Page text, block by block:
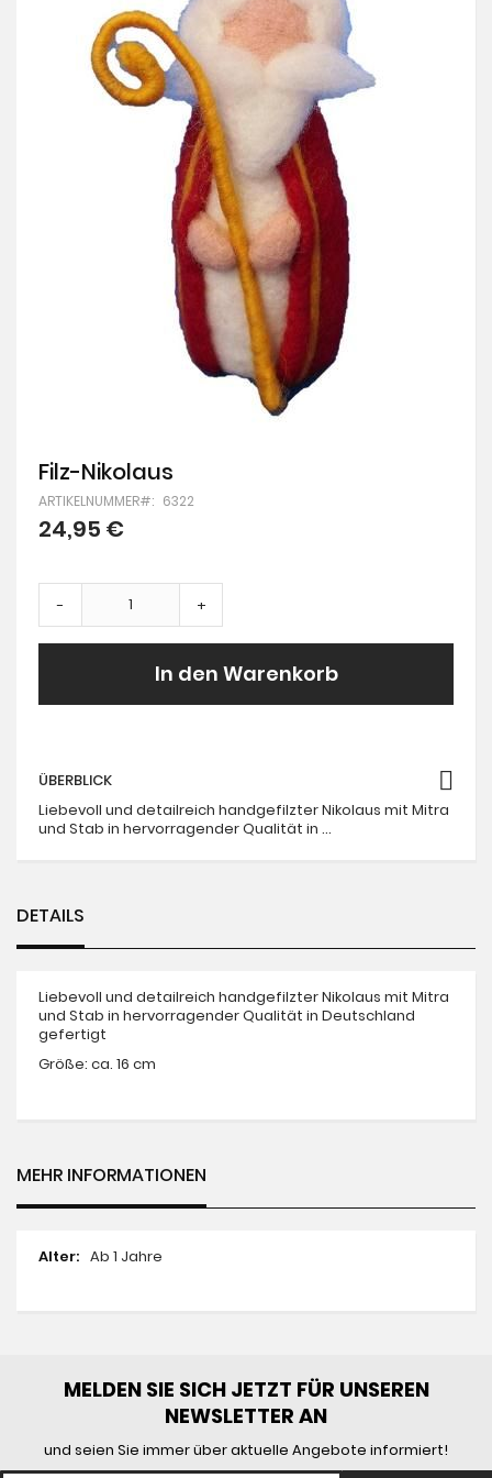
Skip
to
the
beginning
of
images
Filz-Nikolaus
ARTIKELNUMMER 6322
24,95 €
- +
In den Warenkorb
ÜBERBLICK
Liebevoll und detailreich handgefilzter Nikolaus mit Mitra
und Stab in hervorragender Qualität in ...
DETAILS
Liebevoll und detailreich handgefilzter Nikolaus mit Mitra
und Stab in hervorragender Qualität in Deutschland
gefertigt
Größe: ca. 16 cm
MEHR INFORMATIONEN
Mehr
Ab 1 Jahre
MELDEN SIE SICH JETZT FÜR UNSEREN
NEWSLETTER AN
und seien Sie immer über aktuelle Angebote informiert!